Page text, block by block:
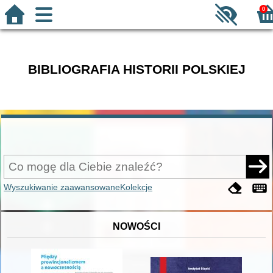
0
BIBLIOGRAFIA HISTORII POLSKIEJ
Wyszukiwanie zaawansowaneKolekcje
NOWOŚCI